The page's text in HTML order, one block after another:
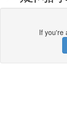
If you're